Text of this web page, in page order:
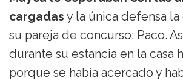
cargadas y la única defensa
su pareja de concurso: Paco.
durante su estancia en la casa
porque se había acercado y